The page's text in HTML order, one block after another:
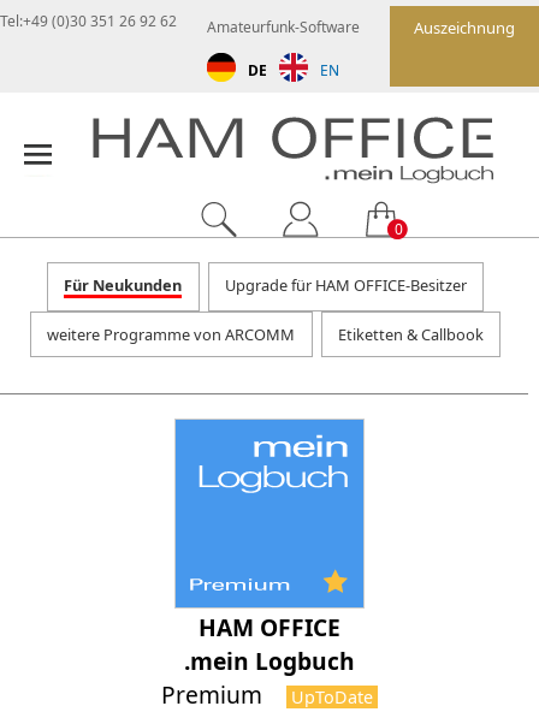
Auszeichnung
Amateurfunk-Software
DE EN
Tel:+49 (0)30 351 26 92 62
0
Für Neukunden Upgrade für HAM OFFICE-Besitzer
weitere Programme von ARCOMM Etiketten & Callbook
HAM OFFICE
.mein Logbuch
Premium
UpToDate